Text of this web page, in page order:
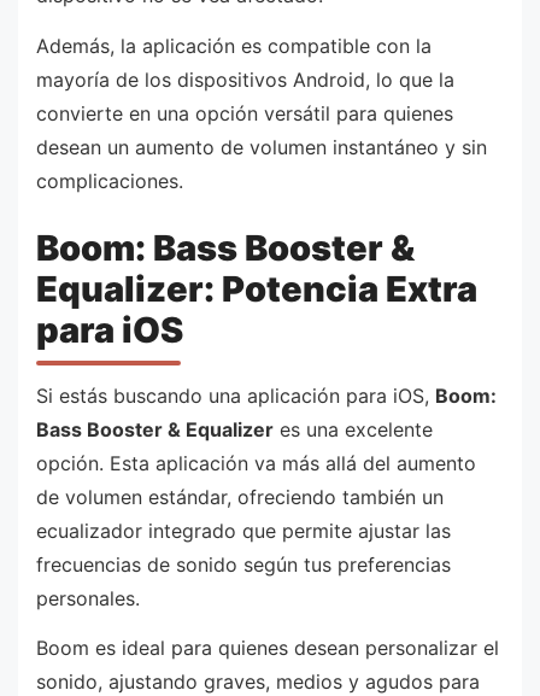
Además, la aplicación es compatible con la
mayoría de los dispositivos Android, lo que la
convierte en una opción versátil para quienes
desean un aumento de volumen instantáneo y sin
complicaciones.
Boom: Bass Booster &
Equalizer: Potencia Extra
para iOS
Si estás buscando una aplicación para iOS, Boom:
Bass Booster & Equalizer es una excelente
opción. Esta aplicación va más allá del aumento
de volumen estándar, ofreciendo también un
ecualizador integrado que permite ajustar las
frecuencias de sonido según tus preferencias
personales.
Boom es ideal para quienes desean personalizar el
sonido, ajustando graves, medios y agudos para